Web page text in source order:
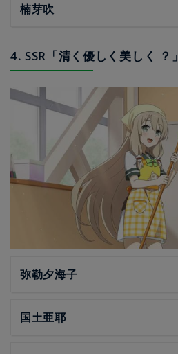
楠芽吹
4. SSR「清く優しく美しく ？」
弥勒夕海子
国土亜耶